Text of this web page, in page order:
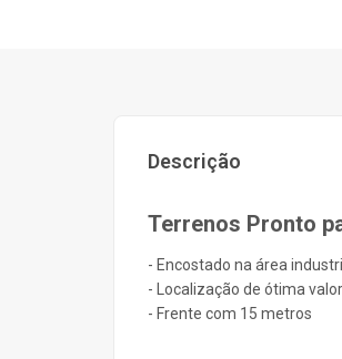
Descrição
Terrenos Pronto
- Encostado na área
- Localização de ótima
- Frente com 15 metros